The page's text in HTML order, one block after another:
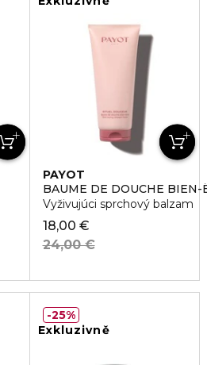
PAYOT
BAUME DE DOUCHE BIEN-
Vyživujúci sprchový balzam
18,00 €
24,00 €
Exkluzivně
25%